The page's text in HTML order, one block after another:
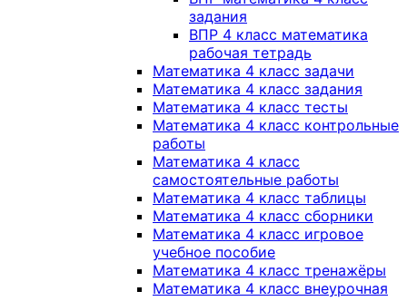
задания
ВПР 4 класс математика
рабочая тетрадь
Математика 4 класс задачи
Математика 4 класс задания
Математика 4 класс тесты
Математика 4 класс контрольные
работы
Математика 4 класс
самостоятельные работы
Математика 4 класс таблицы
Математика 4 класс сборники
Математика 4 класс игровое
учебное пособие
Математика 4 класс тренажёры
Математика 4 класс внеурочная